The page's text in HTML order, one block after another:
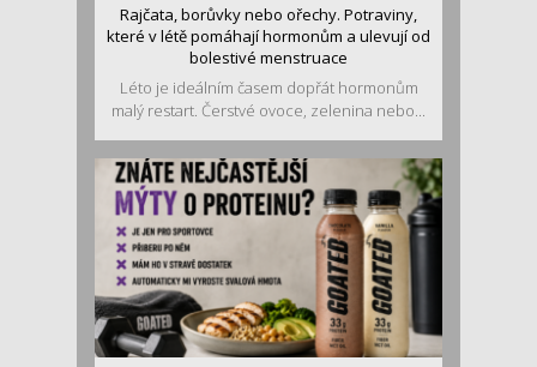
Rajčata, borůvky nebo ořechy. Potraviny,
které v létě pomáhají hormonům a ulevují od
bolestivé menstruace
Léto je ideálním časem dopřát hormonům
malý restart. Čerstvé ovoce, zelenina nebo...